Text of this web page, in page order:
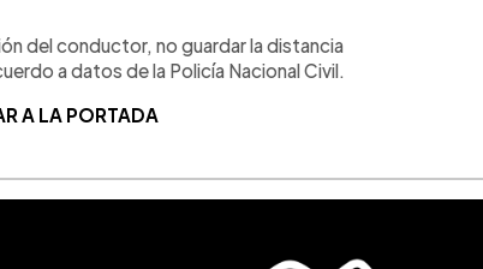
del conductor, no guardar la distancia
a datos de la Policía Nacional Civil.
A LA PORTADA